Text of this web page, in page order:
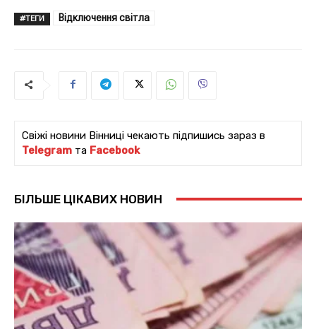
#ТЕГИ Відключення світла
Свіжі новини Вінниці чекають підпишись зараз в
Telegram та Facebook
БІЛЬШЕ ЦІКАВИХ НОВИН